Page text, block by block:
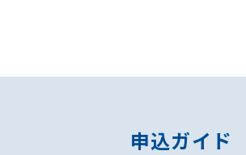
申込ガイド